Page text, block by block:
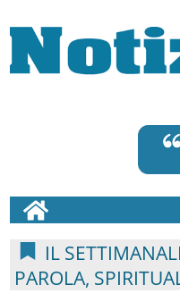
IL
PAROLA,